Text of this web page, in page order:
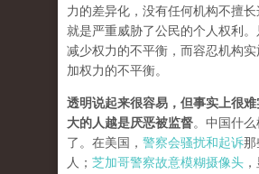
力的差异化 ，没有任何机构不擅
就是严重威胁了公民的个人权利
减少权力的不平衡，而容忍机构
加权力的不平衡。
透明说起来很容易，但事实上很
大的人越是厌恶被监督。 中国什么
了。在美国， 警察会骚扰和起诉那
人； 芝加哥警察故意模糊摄像头